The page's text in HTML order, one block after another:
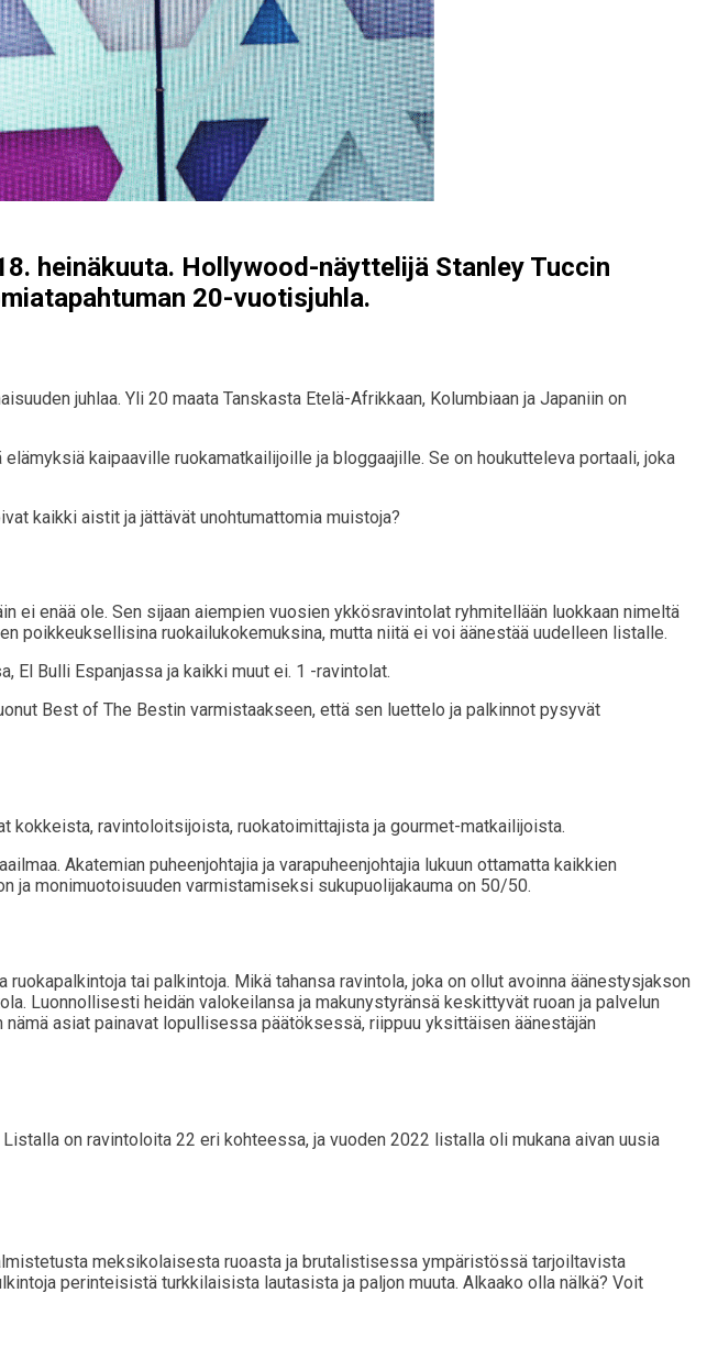
heinäkuuta. Hollywood-näyttelijä Stanley Tuccin
20-vuotisjuhla.
juhlaa. Yli 20 maata Tanskasta Etelä-Afrikkaan, Kolumbiaan ja Japaniin on
kaipaaville ruokamatkailijoille ja bloggaajille. Se on houkutteleva portaali, joka
kaikki aistit ja jättävät unohtumattomia muistoja?
enää ole. Sen sijaan aiempien vuosien ykkösravintolat ryhmitellään luokkaan nimeltä
poikkeuksellisina ruokailukokemuksina, mutta niitä ei voi äänestää uudelleen listalle.
El Bulli Espanjassa ja kaikki muut ei. 1 -ravintolat.
Best of The Bestin varmistaakseen, että sen luettelo ja palkinnot pysyvät
kokkeista, ravintoloitsijoista, ruokatoimittajista ja gourmet-matkailijoista.
Akatemian puheenjohtajia ja varapuheenjohtajia lukuun ottamatta kaikkien
ja monimuotoisuuden varmistamiseksi sukupuolijakauma on 50/50.
tai palkintoja. Mikä tahansa ravintola, joka on ollut avoinna äänestysjakson
Luonnollisesti heidän valokeilansa ja makunystyränsä keskittyvät ruoan ja palvelun
asiat painavat lopullisessa päätöksessä, riippuu yksittäisen äänestäjän
on ravintoloita 22 eri kohteessa, ja vuoden 2022 listalla oli mukana aivan uusia
meksikolaisesta ruoasta ja brutalistisessa ympäristössä tarjoiltavista
perinteisistä turkkilaisista lautasista ja paljon muuta. Alkaako olla nälkä? Voit